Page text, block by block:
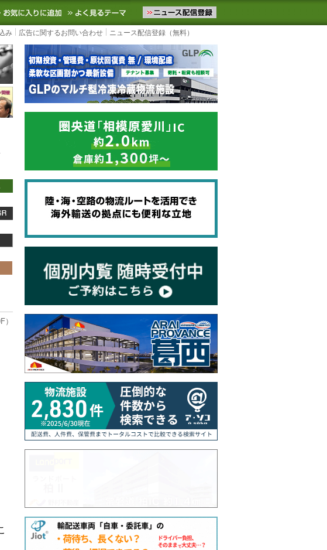
最新の物流ニュースをお届けします。物流ニュースメール配信を登録す
お気に入りに追加 よく見るテーマ
み 広告に関するお問い合わせ ニュース配信登録（無料）